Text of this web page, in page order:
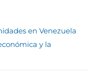
en Venezuela
y la